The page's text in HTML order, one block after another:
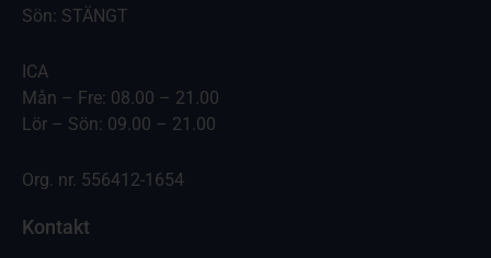
Sön: STÄNGT
ICA
Mån – Fre: 08.00 – 21.00
Lör – Sön: 09.00 – 21.00
Org. nr. 556412-1654
Kontakt